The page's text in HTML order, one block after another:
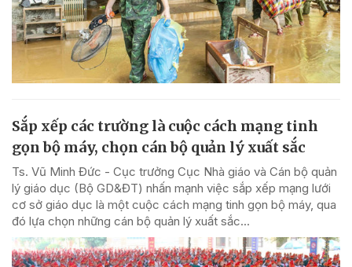
Sắp xếp các trường là cuộc cách mạng tinh
gọn bộ máy, chọn cán bộ quản lý xuất sắc
Ts. Vũ Minh Đức - Cục trưởng Cục Nhà giáo và Cán bộ quản
lý giáo dục (Bộ GD&ĐT) nhấn mạnh việc sắp xếp mạng lưới
cơ sở giáo dục là một cuộc cách mạng tinh gọn bộ máy, qua
đó lựa chọn những cán bộ quản lý xuất sắc...